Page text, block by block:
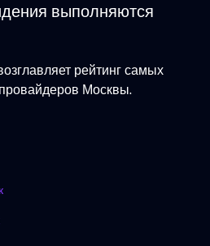
выполняются
рейтинг самых
Москвы.